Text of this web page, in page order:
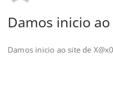
Damos inicio ao
Damos inicio ao site de